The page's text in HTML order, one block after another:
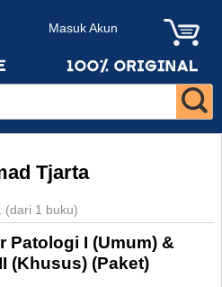
Masuk Akun
Tjarta
(dari 1 buku)
Patologi I (Umum) &
(Khusus) (Paket)